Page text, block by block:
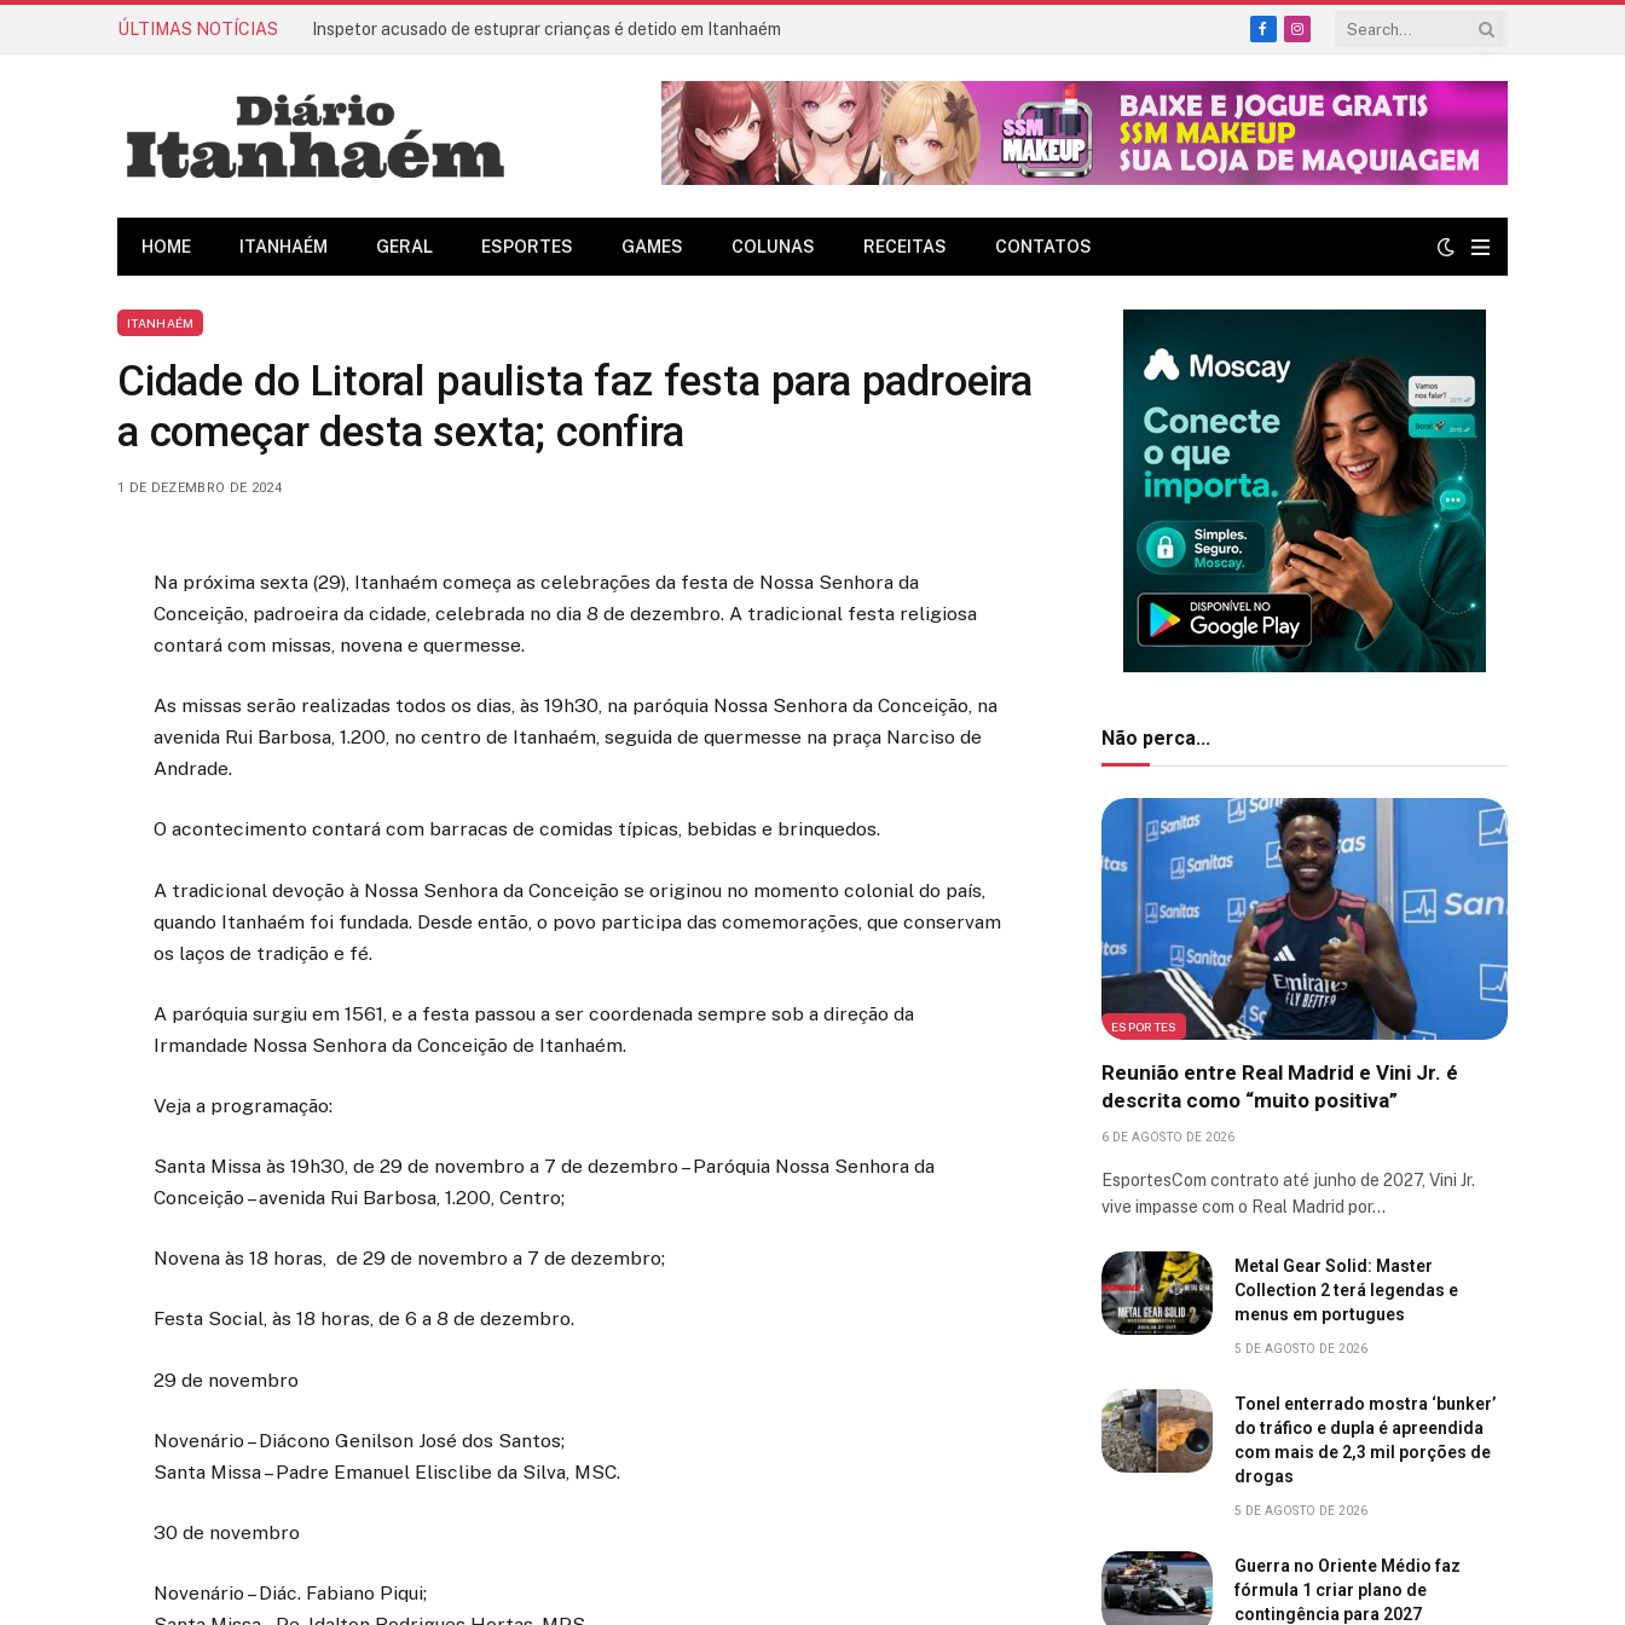
ÚLTIMAS NOTÍCIAS Inspetor acusado de estuprar crianças é detido em Itanhaém
FacebookInstagram
HOME ITANHAÉM GERAL ESPORTES GAMES COLUNAS RECEITAS CONTATOS
ITANHAÉM
Cidade do Litoral paulista faz festa para padroeira
a começar desta sexta; confira
1 DE DEZEMBRO DE 2024
Na próxima sexta (29), Itanhaém começa as celebrações da festa de Nossa Senhora da
Conceição, padroeira da cidade, celebrada no dia 8 de dezembro. A tradicional festa religiosa
contará com missas, novena e quermesse.
As missas serão realizadas todos os dias, às 19h30, na paróquia Nossa Senhora da Conceição, na
avenida Rui Barbosa, 1.200, no centro de Itanhaém, seguida de quermesse na praça Narciso de
Andrade.
O acontecimento contará com barracas de comidas típicas, bebidas e brinquedos.
A tradicional devoção à Nossa Senhora da Conceição se originou no momento colonial do país,
quando Itanhaém foi fundada. Desde então, o povo participa das comemorações, que conservam
os laços de tradição e fé.
A paróquia surgiu em 1561, e a festa passou a ser coordenada sempre sob a direção da
Irmandade Nossa Senhora da Conceição de Itanhaém.
Veja a programação:
Santa Missa às 19h30, de 29 de novembro a 7 de dezembro – Paróquia Nossa Senhora da
Conceição – avenida Rui Barbosa, 1.200, Centro;
Novena às 18 horas, de 29 de novembro a 7 de dezembro;
Festa Social, às 18 horas, de 6 a 8 de dezembro.
29 de novembro
Novenário – Diácono Genilson José dos Santos;
Santa Missa – Padre Emanuel Elisclibe da Silva, MSC.
30 de novembro
Novenário – Diác. Fabiano Piqui;
Não perca...
ESPORTES
Reunião entre Real Madrid e Vini Jr. é
descrita como “muito positiva”
6 DE AGOSTO DE 2026
EsportesCom contrato até junho de 2027, Vini Jr.
vive impasse com o Real Madrid por…
Metal Gear Solid: Master
Collection 2 terá legendas e
menus em portugues
5 DE AGOSTO DE 2026
Tonel enterrado mostra ‘bunker’
do tráfico e dupla é apreendida
com mais de 2,3 mil porções de
drogas
5 DE AGOSTO DE 2026
Guerra no Oriente Médio faz
fórmula 1 criar plano de
contingência para 2027